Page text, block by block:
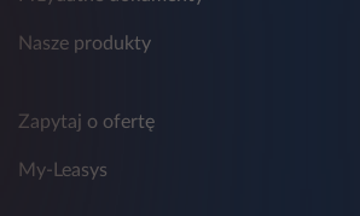
Nasze produkty
Zapytaj o ofertę
My-Leasys